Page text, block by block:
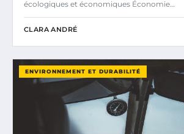
écologiques et économiques Économie…
CLARA ANDRÉ
ENVIRONNEMENT ET DURABILITÉ